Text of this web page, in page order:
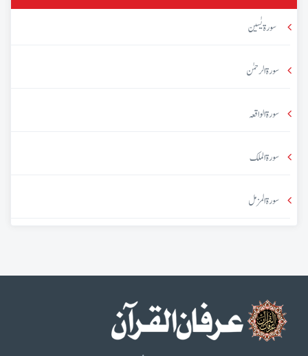
سورۃ یٰسین
سورۃ الرحمٰن
سورۃ الواقعہ
سورۃ الملک
سورۃ المزمل